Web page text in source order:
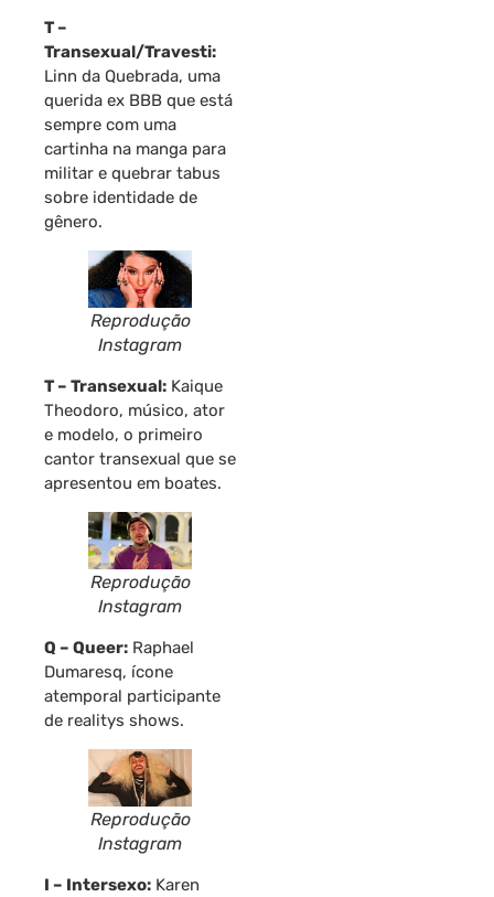
T –
Transexual/Travesti:
Linn da Quebrada, uma
querida ex BBB que está
sempre com uma
cartinha na manga para
militar e quebrar tabus
sobre identidade de
gênero.
Reprodução
Instagram
T – Transexual: Kaique
Theodoro, músico, ator
e modelo, o primeiro
cantor transexual que se
apresentou em boates.
Reprodução
Instagram
Q – Queer: Raphael
Dumaresq, ícone
atemporal participante
de realitys shows.
Reprodução
Instagram
I – Intersexo: Karen